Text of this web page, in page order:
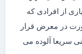
از افرادی که
در معرض قرار
سریعا آلوده می